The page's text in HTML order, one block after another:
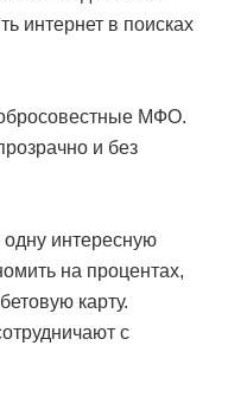
интернет в поисках
МФО.
и без
одну интересную
на процентах,
карту.
с